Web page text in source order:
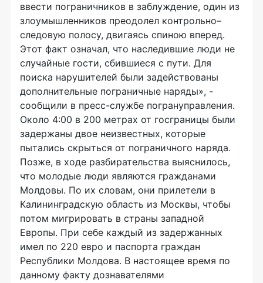
ввести пограничников в заблуждение, один из
злоумышленников преодолел контрольно–
следовую полосу, двигаясь спиною вперед.
Этот факт означал, что наследившие люди не
случайные гости, сбившиеся с пути. Для
поиска нарушителей были задействованы
дополнительные пограничные наряды», -
сообщили в пресс-службе погрануправления.
Около 4:00 в 200 метрах от госграницы были
задержаны двое неизвестных, которые
пытались скрыться от пограничного наряда.
Позже, в ходе разбирательства выяснилось,
что молодые люди являются гражданами
Молдовы. По их словам, они прилетели в
Калининградскую область из Москвы, чтобы
потом мигрировать в страны западной
Европы. При себе каждый из задержанных
имел по 220 евро и паспорта граждан
Республики Молдова. В настоящее время по
данному факту дознавателями